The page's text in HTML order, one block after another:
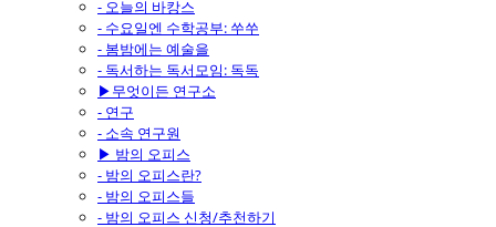
- 오늘의 바캉스
- 수요일엔 수학공부: 쑤쑤
- 봄밤에는 예술을
- 독서하는 독서모임: 독독
▶무엇이든 연구소
- 연구
- 소속 연구원
▶ 밤의 오피스
- 밤의 오피스란?
- 밤의 오피스들
- 밤의 오피스 신청/추천하기